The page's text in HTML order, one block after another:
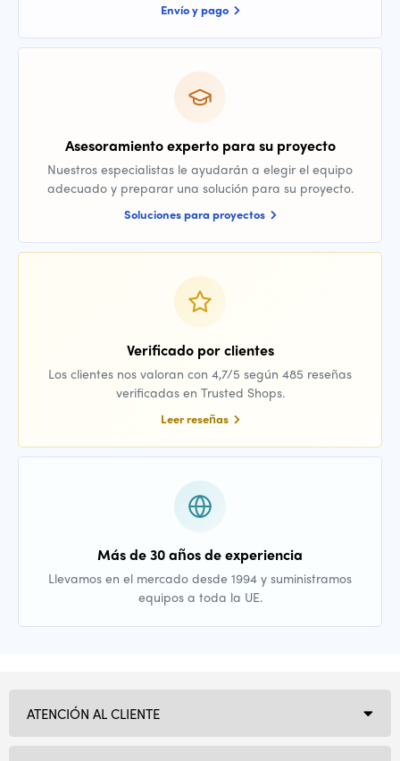
Envío y pago
Asesoramiento experto para su proyecto
Nuestros especialistas le ayudarán a elegir el equipo
adecuado y preparar una solución para su proyecto.
Soluciones para proyectos
Verificado por clientes
Los clientes nos valoran con 4,7/5 según 485 reseñas
verificadas en Trusted Shops.
Leer reseñas
Más de 30 años de experiencia
Llevamos en el mercado desde 1994 y suministramos
equipos a toda la UE.
ATENCIÓN AL CLIENTE